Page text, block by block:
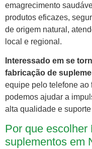
emagrecimento
produtos eficazes,
de origem natural,
local e regional.
Interessado em se
fabricação de
equipe pelo telefone ao
podemos ajudar a
alta qualidade e
Por que escolher
suplementos em